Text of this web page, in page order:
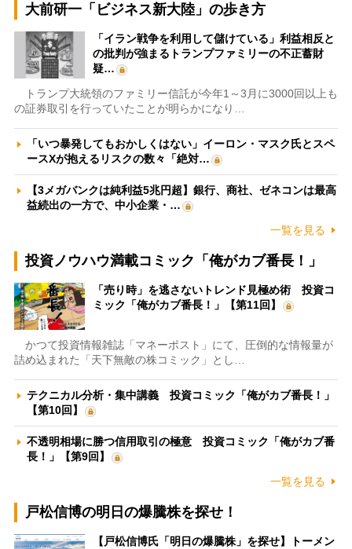
大前研一「ビジネス新大陸」の歩き方
「イラン戦争を利用して儲けている」利益相反と
の批判が強まるトランプファミリーの不正蓄財
疑…
トランプ大統領のファミリー信託が今年1～3月に3000回以上も
の証券取引を行っていたことが明らかになり…
「いつ暴発してもおかしくはない」イーロン・マスク氏とスペ
ースXが抱えるリスクの数々「絶対…
【3メガバンクは純利益5兆円超】銀行、商社、ゼネコンは最高
益続出の一方で、中小企業・…
一覧を見る
投資ノウハウ満載コミック「俺がカブ番長！」
「売り時」を逃さないトレンド見極め術 投資コ
ミック「俺がカブ番長！」【第11回】
かつて投資情報雑誌「マネーポスト」にて、圧倒的な情報量が
詰め込まれた「天下無敵の株コミック」とし…
テクニカル分析・集中講義 投資コミック「俺がカブ番長！」
【第10回】
不透明相場に勝つ信用取引の極意 投資コミック「俺がカブ番
長！」【第9回】
一覧を見る
戸松信博の明日の爆騰株を探せ！
【戸松信博氏「明日の爆騰株」を探せ】トーメン